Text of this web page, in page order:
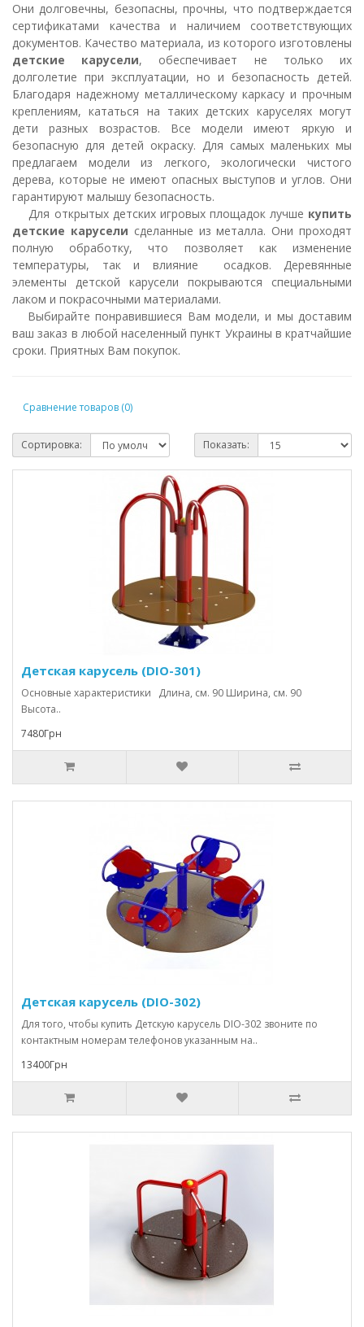
Они долговечны, безопасны, прочны, что подтверждается
сертификатами качества и наличием соответствующих
документов. Качество материала, из которого изготовлены
детские карусели, обеспечивает не только их
долголетие при эксплуатации, но и безопасность детей.
Благодаря надежному металлическому каркасу и прочным
креплениям, кататься на таких детских каруселях могут
дети разных возрастов. Все модели имеют яркую и
безопасную для детей окраску. Для самых маленьких мы
предлагаем модели из легкого, экологически чистого
дерева, которые не имеют опасных выступов и углов. Они
гарантируют малышу безопасность.
Для открытых детских игровых площадок лучше купить
детские карусели сделанные из металла. Они проходят
полную обработку, что позволяет как изменение
температуры, так и влияние осадков. Деревянные
элементы детской карусели покрываются специальными
лаком и покрасочными материалами.
Выбирайте понравившиеся Вам модели, и мы доставим
ваш заказ в любой населенный пункт Украины в кратчайшие
сроки. Приятных Вам покупок.
Сравнение товаров (0)
Сортировка: Показать:
Детская карусель (DIO-301)
Основные характеристики Длина, см. 90 Ширина, см. 90
Высота..
7480Грн
Детская карусель (DIO-302)
Для того, чтобы купить Детскую карусель DIO-302 звоните по
контактным номерам телефонов указанным на..
13400Грн